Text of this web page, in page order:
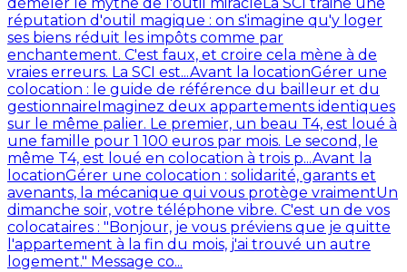
démêler le mythe de l'outil miracle La SCI traine une
réputation d'outil magique : on s'imagine qu'y loger
ses biens réduit les impôts comme par
enchantement. C'est faux, et croire cela mène à de
vraies erreurs. La SCI est...Avant la locationGérer une
colocation : le guide de référence du bailleur et du
gestionnaire Imaginez deux appartements identiques
sur le même palier. Le premier, un beau T4, est loué à
une famille pour 1 100 euros par mois. Le second, le
même T4, est loué en colocation à trois p...Avant la
locationGérer une colocation : solidarité, garants et
avenants, la mécanique qui vous protège vraimentUn
dimanche soir, votre téléphone vibre. C'est un de vos
colocataires : "Bonjour, je vous préviens que je quitte
l'appartement à la fin du mois, j'ai trouvé un autre
logement." Message co...